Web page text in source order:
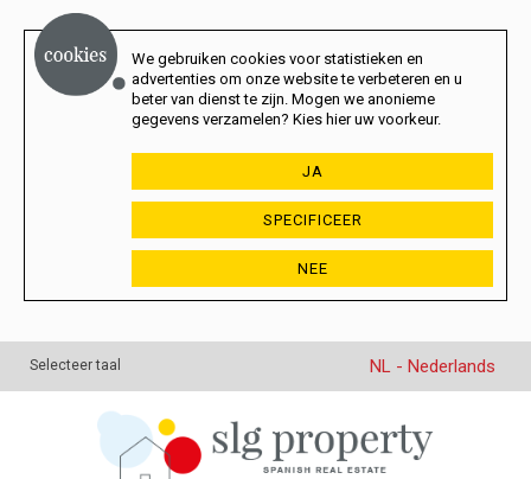
We gebruiken cookies voor statistieken en
advertenties om onze website te verbeteren en u
beter van dienst te zijn. Mogen we anonieme
gegevens verzamelen? Kies hier uw voorkeur.
JA
SPECIFICEER
NEE
Selecteer taal NL - Nederlands